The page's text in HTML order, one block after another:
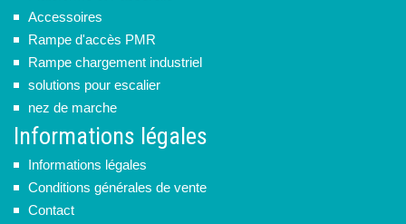
Accessoires
Rampe d'accès PMR
Rampe chargement industriel
solutions pour escalier
nez de marche
Informations légales
Informations légales
Conditions générales de vente
Contact